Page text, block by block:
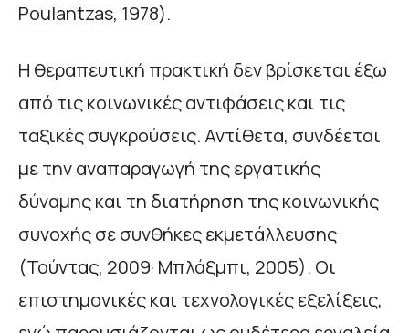
Poulantzas, 1978).
Η θεραπευτική πρακτική δεν βρίσκεται έξω
από τις κοινωνικές αντιφάσεις και τις
ταξικές συγκρούσεις. Αντίθετα, συνδέεται
με την αναπαραγωγή της εργατικής
δύναμης και τη διατήρηση της κοινωνικής
συνοχής σε συνθήκες εκμετάλλευσης
(Τούντας, 2009· Μπλάξμπι, 2005). Οι
επιστημονικές και τεχνολογικές εξελίξεις,